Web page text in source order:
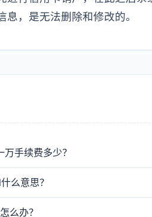
息，是无法删除和修改的。
手续费多少？
么意思？
么办？